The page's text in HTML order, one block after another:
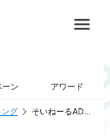
ーン アワード
グ そいねーるADラージ ベビーベッド